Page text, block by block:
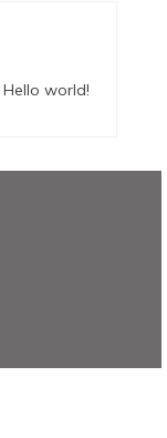
Hello world!